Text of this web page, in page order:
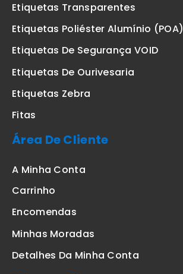
Etiquetas Transparentes
Etiquetas Poliéster Alumínio (POA)
Etiquetas De Segurança VOID
Etiquetas De Ourivesaria
Etiquetas Zebra
Fitas
Área De Cliente
A Minha Conta
Carrinho
Encomendas
Minhas Moradas
Detalhes Da Minha Conta